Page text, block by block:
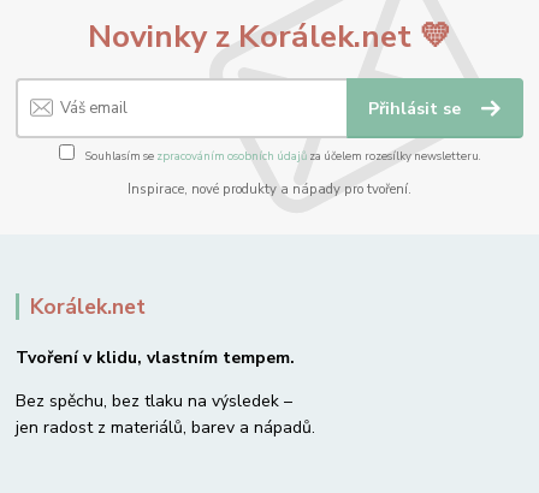
Novinky z Korálek.net 💛
Přihlásit se
Souhlasím se zpracováním osobních údajůza účelem rozesílky newsletteru.
Inspirace, nové produkty a nápady pro tvoření.
Korálek.net
Tvoření v klidu, vlastním tempem.
Bez spěchu, bez tlaku na výsledek –
jen radost z materiálů, barev a nápadů.